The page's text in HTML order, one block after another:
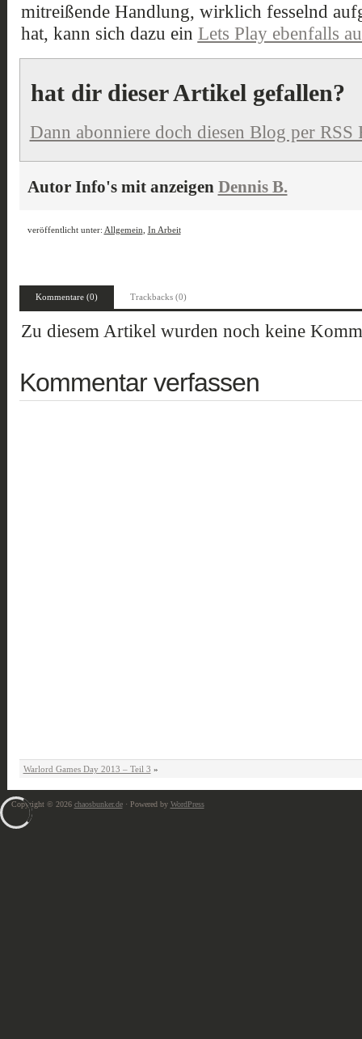
mitreißende Handlung, wirklich fesselnd
hat, kann sich dazu ein Lets Play ebenfalls
hat dir dieser Artikel gefallen?
Dann abonniere doch diesen Blog per RSS
Autor Info's mit anzeigen Dennis B.
veröffentlicht unter: Allgemein In Arbeit
Kommentare (0) Trackbacks (0)
Zu diesem Artikel wurden noch keine
Kommentar verfassen
Warlord Games Day 2013 – Teil 3 »
Copyright © 2026 chaosbunker.de· Powered by WordPress